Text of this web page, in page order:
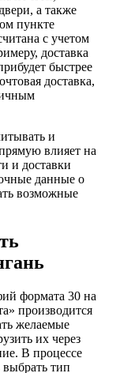
а также
пункте
с учетом
доставка
быстрее
доставка,
и
влияет на
и доставки
данные о
возможные
формата 30 на
производится
желаемые
их через
В процессе
выбрать тип